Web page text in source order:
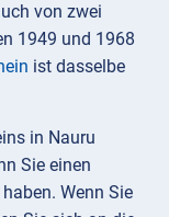
von zwei
1949 und 1968
ist dasselbe
in Nauru
Sie einen
haben. Wenn Sie